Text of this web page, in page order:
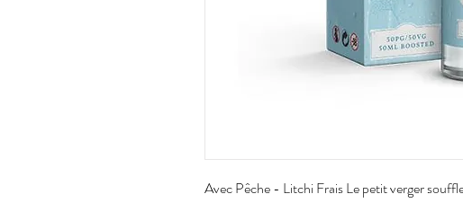
Avec Pêche - Litchi Frais Le petit verger